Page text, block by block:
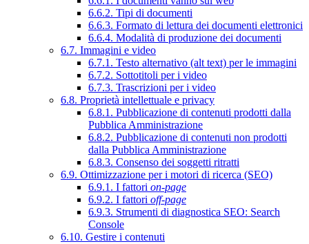
6.6.2. Tipi di documenti
6.6.3. Formato di lettura dei documenti elettronici
6.6.4. Modalità di produzione dei documenti
6.7. Immagini e video
6.7.1. Testo alternativo (alt text) per le immagini
6.7.2. Sottotitoli per i video
6.7.3. Trascrizioni per i video
6.8. Proprietà intellettuale e privacy
6.8.1. Pubblicazione di contenuti prodotti dalla
Pubblica Amministrazione
6.8.2. Pubblicazione di contenuti non prodotti
dalla Pubblica Amministrazione
6.8.3. Consenso dei soggetti ritratti
6.9. Ottimizzazione per i motori di ricerca (SEO)
6.9.1. I fattori on-page
6.9.2. I fattori off-page
6.9.3. Strumenti di diagnostica SEO: Search
Console
6.10. Gestire i contenuti